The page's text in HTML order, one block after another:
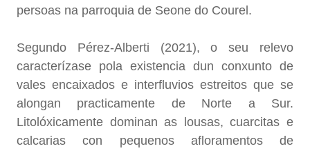
persoas na parroquia de Seone do Courel.
Segundo Pérez-Alberti (2021), o seu relevo
caracterízase pola existencia dun conxunto de
vales encaixados e interfluvios estreitos que se
alongan practicamente de Norte a Sur.
Litolóxicamente dominan as lousas, cuarcitas e
calcarias con pequenos afloramentos de